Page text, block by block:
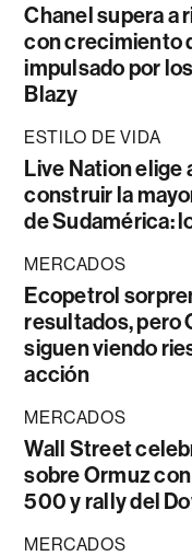
Chanel supera a
con crecimiento
impulsado por
Blazy
ESTILO DE VIDA
Live Nation elige
construir la
de Sudamérica:
MERCADOS
Ecopetrol
resultados, pero
siguen viendo
acción
MERCADOS
Wall Street
sobre Ormuz
500 y rally del
MERCADOS